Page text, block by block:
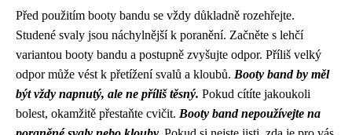
Před použitím booty bandu se vždy důkladně rozehřejte.
Studené svaly jsou náchylnější k poranění. Začněte s lehčí
variantou booty bandu a postupně zvyšujte odpor. Příliš velký
odpor může vést k přetížení svalů a kloubů. Booty band by měl
být vždy napnutý, ale ne příliš těsný. Pokud cítíte jakoukoli
bolest, okamžitě přestaňte cvičit. Booty band nepoužívejte na